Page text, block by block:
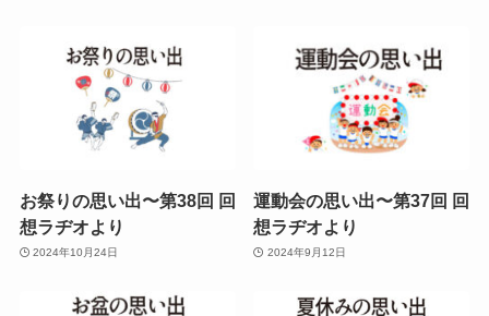
お祭りの思い出〜第38回 回
想ラヂオより
2024年10月24日
運動会の思い出〜第37回 回
想ラヂオより
2024年9月12日